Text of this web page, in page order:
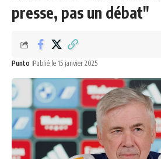
presse, pas un débat"
Punto Publié le 15 janvier 2025